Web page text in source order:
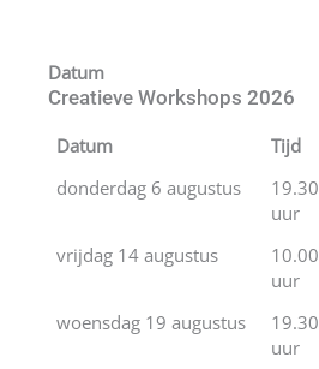
Datum
Creatieve Workshops 2026
Datum
Tijd
donderdag 6 augustus
19.30
uur
vrijdag 14 augustus
10.00
uur
woensdag 19 augustus
19.30
uur